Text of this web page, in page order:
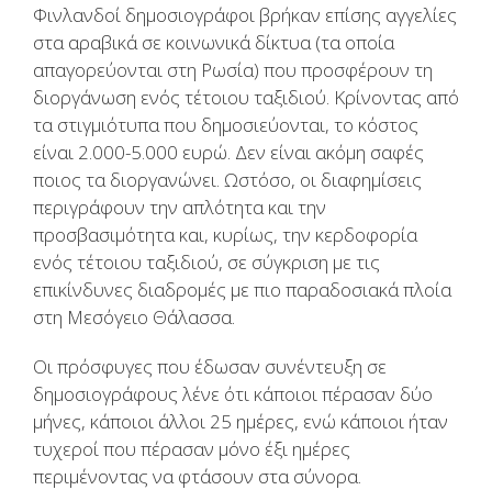
Φινλανδοί δημοσιογράφοι βρήκαν επίσης αγγελίες
στα αραβικά σε κοινωνικά δίκτυα (τα οποία
απαγορεύονται στη Ρωσία) που προσφέρουν τη
διοργάνωση ενός τέτοιου ταξιδιού. Κρίνοντας από
τα στιγμιότυπα που δημοσιεύονται, το κόστος
είναι 2.000-5.000 ευρώ. Δεν είναι ακόμη σαφές
ποιος τα διοργανώνει. Ωστόσο, οι διαφημίσεις
περιγράφουν την απλότητα και την
προσβασιμότητα και, κυρίως, την κερδοφορία
ενός τέτοιου ταξιδιού, σε σύγκριση με τις
επικίνδυνες διαδρομές με πιο παραδοσιακά πλοία
στη Μεσόγειο Θάλασσα.
Οι πρόσφυγες που έδωσαν συνέντευξη σε
δημοσιογράφους λένε ότι κάποιοι πέρασαν δύο
μήνες, κάποιοι άλλοι 25 ημέρες, ενώ κάποιοι ήταν
τυχεροί που πέρασαν μόνο έξι ημέρες
περιμένοντας να φτάσουν στα σύνορα.